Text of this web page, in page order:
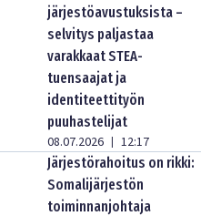
järjestöavustuksista –
selvitys paljastaa
varakkaat STEA-
tuensaajat ja
identiteettityön
puuhastelijat
08.07.2026 | 12:17
Järjestörahoitus on rikki:
Somalijärjestön
toiminnanjohtaja